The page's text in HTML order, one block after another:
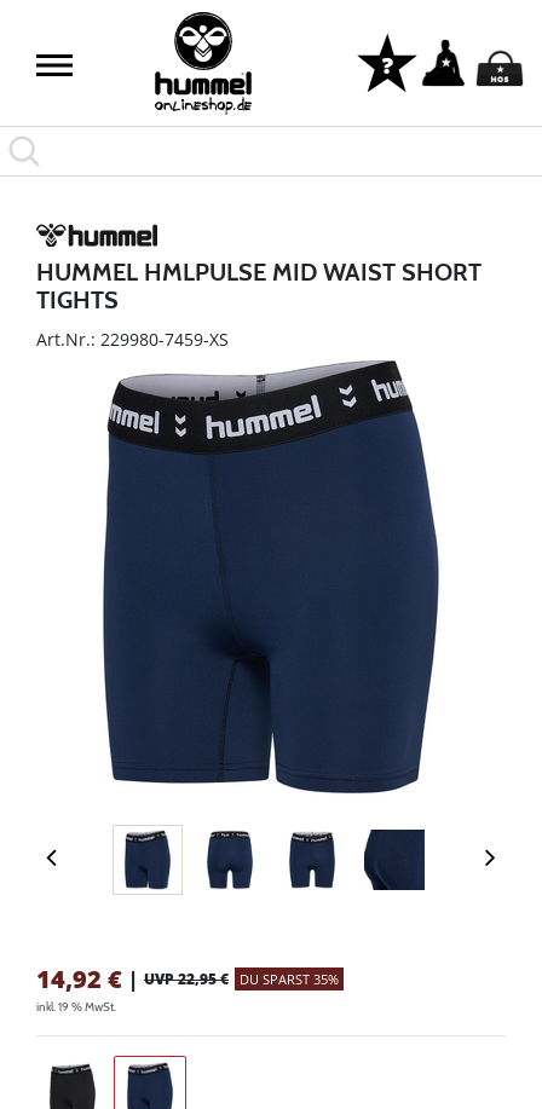
HUMMEL HMLPULSE MID WAIST SHORT
TIGHTS
Art.Nr.: 229980-7459-XS
14,92 € | UVP 22,95 € DU SPARST 35%
inkl. 19 % MwSt.